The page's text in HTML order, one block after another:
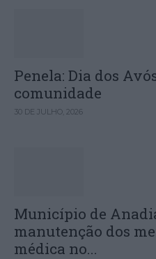
Penela: Dia dos
comunidade
30 DE JULHO, 2026
Município de
manutenção dos
médica no...